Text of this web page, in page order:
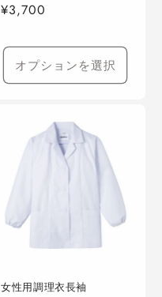
通
価
¥3,700
オプションを選択
女性用調理衣長袖